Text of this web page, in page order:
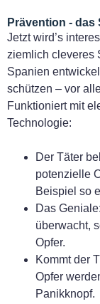
Prävention - das
Jetzt wird’s
ziemlich cleveres
Spanien
schützen – vor
Funktioniert mit
Technologie:
Der Täter
potenzielle
Beispiel so
Das
überwacht,
Opfer.
Kommt der
Opfer
Panikknopf.